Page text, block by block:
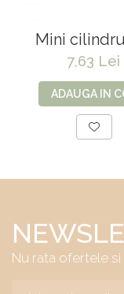
Mini
sticla7,63 Lei
ADAUGA IN
Nu rata ofertele